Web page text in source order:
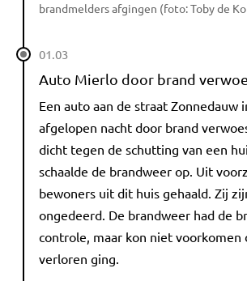
brandmelders afgingen (foto: Toby de
01.03
Auto Mierlo door brand
Een auto aan de straat Zonnedauw
afgelopen nacht door brand
dicht tegen de schutting van een
schaalde de brandweer op. Uit
bewoners uit dit huis gehaald. Zij
ongedeerd. De brandweer had de
controle, maar kon niet voorkomen
verloren ging.